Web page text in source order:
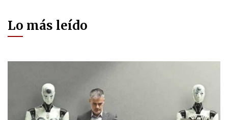
Lo más leído